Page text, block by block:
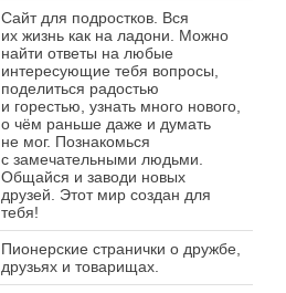
Сайт для подростков. Вся
их жизнь как на ладони. Можно
найти ответы на любые
интересующие тебя вопросы,
поделиться радостью
и горестью, узнать много нового,
о чём раньше даже и думать
не мог. Познакомься
с замечательными людьми.
Общайся и заводи новых
друзей. Этот мир создан для
тебя!
Пионерские странички о дружбе,
друзьях и товарищах.